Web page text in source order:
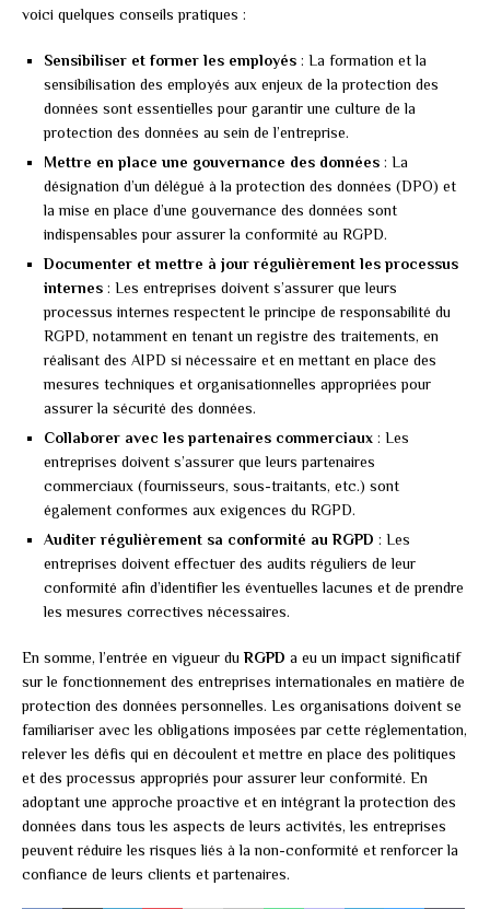
voici quelques conseils pratiques :
Sensibiliser et former les employés : La formation et la
sensibilisation des employés aux enjeux de la protection des
données sont essentielles pour garantir une culture de la
protection des données au sein de l’entreprise.
Mettre en place une gouvernance des données : La
désignation d’un délégué à la protection des données (DPO) et
la mise en place d’une gouvernance des données sont
indispensables pour assurer la conformité au RGPD.
Documenter et mettre à jour régulièrement les processus
internes : Les entreprises doivent s’assurer que leurs
processus internes respectent le principe de responsabilité du
RGPD, notamment en tenant un registre des traitements, en
réalisant des AIPD si nécessaire et en mettant en place des
mesures techniques et organisationnelles appropriées pour
assurer la sécurité des données.
Collaborer avec les partenaires commerciaux : Les
entreprises doivent s’assurer que leurs partenaires
commerciaux (fournisseurs, sous-traitants, etc.) sont
également conformes aux exigences du RGPD.
Auditer régulièrement sa conformité au RGPD : Les
entreprises doivent effectuer des audits réguliers de leur
conformité afin d’identifier les éventuelles lacunes et de prendre
les mesures correctives nécessaires.
En somme, l’entrée en vigueur duRGPD a eu un impact significatif
sur le fonctionnement des entreprises internationales en matière de
protection des données personnelles. Les organisations doivent se
familiariser avec les obligations imposées par cette réglementation,
relever les défis qui en découlent et mettre en place des politiques
et des processus appropriés pour assurer leur conformité. En
adoptant une approche proactive et en intégrant la protection des
données dans tous les aspects de leurs activités, les entreprises
peuvent réduire les risques liés à la non-conformité et renforcer la
confiance de leurs clients et partenaires.